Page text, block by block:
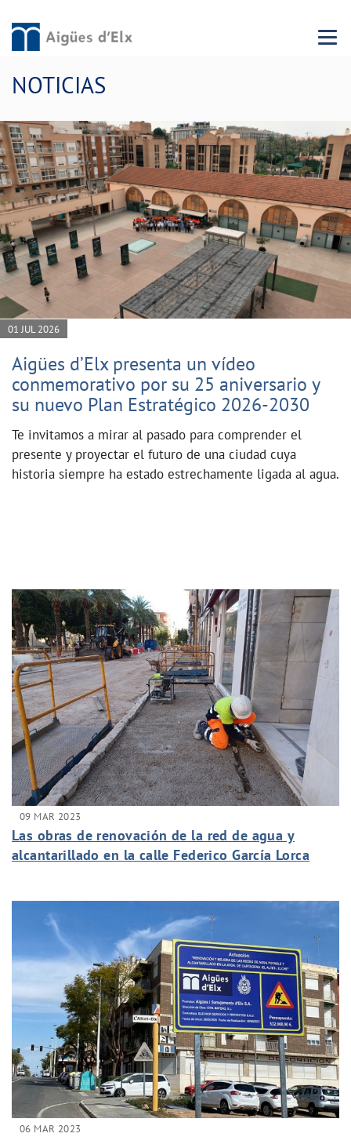
Menu
NOTICIAS
01 JUL 2026
Aigües d’Elx presenta un vídeo
conmemorativo por su 25 aniversario y
su nuevo Plan Estratégico 2026-2030
Te invitamos a mirar al pasado para comprender el
presente y proyectar el futuro de una ciudad cuya
historia siempre ha estado estrechamente ligada al agua.
09 MAR 2023
Las obras de renovación de la red de agua y
alcantarillado en la calle Federico García Lorca
06 MAR 2023